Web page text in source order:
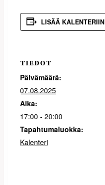
LISÄÄ KALENTERIIN
TIEDOT
Päivämäärä:
07.08.2025
Aika:
17:00 - 20:00
Tapahtumaluokka:
Kalenteri